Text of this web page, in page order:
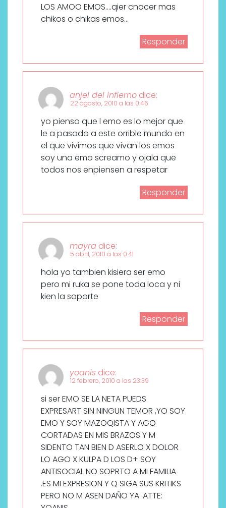
LOS AMOO EMOS….qier cnocer mas
chikos o chikas emos…
Responder
anjel del infierno dice:
22 agosto, 2010 a las 0:46
yo pienso que l emo es lo mejor que
le a pasado a este orrible mundo en
el que vivimos que vivan los emos
soy una emo screamo y ojala que
todos nos enpiensen a respetar
Responder
mayra dice:
5 abril, 2010 a las 0:41
hola yo tambien kisiera ser emo
pero mi ruka se pone toda loca y ni
kien la soporte
Responder
yoanis dice:
12 febrero, 2010 a las 23:39
si ser EMO SE LA NETA PUEDS
EXPRESART SIN NINGUN TEMOR ,YO SOY
EMO Y SOY MAZOQISTA Y AGO
CORTADAS EN MIS BRAZOS Y M
SIDENTO TAN BIEN D ASERLO X DOLOR
LO AGO X KULPA D LOS D+ SOY
ANTISOCIAL NO SOPRTO A MI FAMILIA
.ES MI EXPRESION Y Q SIGA SUS KRITIKS
PERO NO M ASEN DAÑO YA .ATTE: